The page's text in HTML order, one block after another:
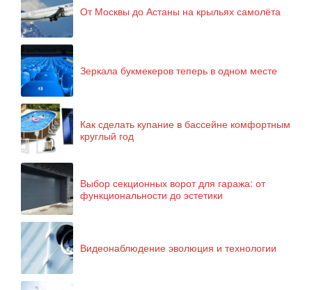
От Москвы до Астаны на крыльях самолёта
Зеркала букмекеров теперь в одном месте
Как сделать купание в бассейне комфортным
круглый год
Выбор секционных ворот для гаража: от
функциональности до эстетики
Видеонаблюдение эволюция и технологии